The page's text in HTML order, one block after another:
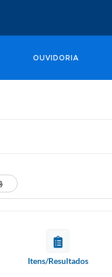
OUVIDORIA
Itens/Resultados